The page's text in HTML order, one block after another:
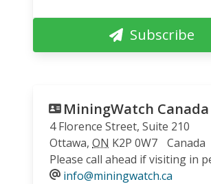
Subscribe
MiningWatch Canada
4 Florence Street, Suite 210
Ottawa, ON K2P 0W7
Canada
Please call ahead if visiting in
info@miningwatch.ca